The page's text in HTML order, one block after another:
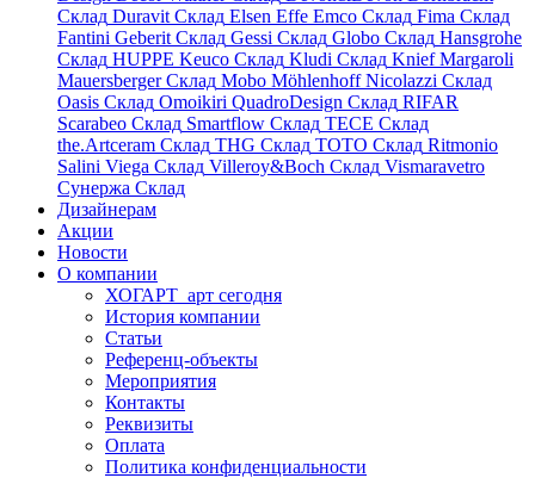
Склад Duravit Склад Elsen Effe Emco Склад Fima Склад
Fantini Geberit Склад Gessi Склад Globo Склад Hansgrohe
Склад HUPPE Keuco Склад Kludi Склад KniefMargaroli
MauersbergerСклад Mobo MöhlenhoffNicolazzi Склад
Oasis Склад Omoikiri QuadroDesign Склад RIFAR
Scarabeo Склад Smartflow Склад TECE Склад
the.Artceram Склад THG Склад TOTO Склад Ritmonio
Salini Viega Склад Villeroy&Boch Склад Vismaravetro
Сунержа Склад
Дизайнерам
Акции
Новости
О компании
ХОГАРТ_арт сегодня
История компании
Статьи
Референц-объекты
Мероприятия
Контакты
Реквизиты
Оплата
Политика конфиденциальности